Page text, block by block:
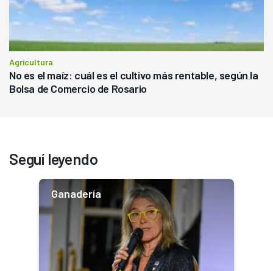
Agricultura
No es el maíz: cuál es el cultivo más rentable, según la
Bolsa de Comercio de Rosario
Seguí leyendo
Ganadería